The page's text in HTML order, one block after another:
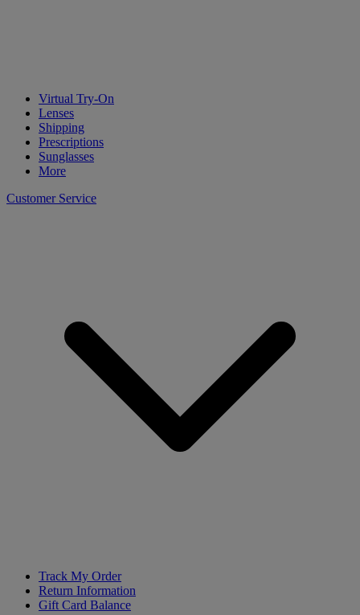
Virtual Try-On
Lenses
Shipping
Prescriptions
Sunglasses
More
Customer Service
Track My Order
Return Information
Gift Card Balance